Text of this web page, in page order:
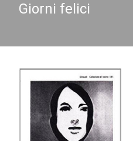
Giorni felici